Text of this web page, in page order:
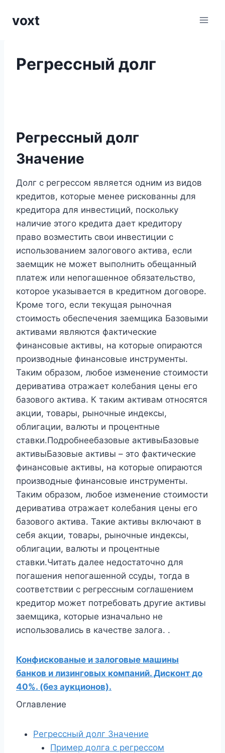
voxt
Регрессный долг
Регрессный долг
Значение
Долг с регрессом является одним из видов
кредитов, которые менее рискованны для
кредитора для инвестиций, поскольку
наличие этого кредита дает кредитору
право возместить свои инвестиции с
использованием залогового актива, если
заемщик не может выполнить обещанный
платеж или непогашенное обязательство,
которое указывается в кредитном договоре.
Кроме того, если текущая рыночная
стоимость обеспечения заемщика Базовыми
активами являются фактические
финансовые активы, на которые опираются
производные финансовые инструменты.
Таким образом, любое изменение стоимости
дериватива отражает колебания цены его
базового актива. К таким активам относятся
акции, товары, рыночные индексы,
облигации, валюты и процентные
ставки.Подробнеебазовые активыБазовые
активыБазовые активы – это фактические
финансовые активы, на которые опираются
производные финансовые инструменты.
Таким образом, любое изменение стоимости
дериватива отражает колебания цены его
базового актива. Такие активы включают в
себя акции, товары, рыночные индексы,
облигации, валюты и процентные
ставки.Читать далее недостаточно для
погашения непогашенной ссуды, тогда в
соответствии с регрессным соглашением
кредитор может потребовать другие активы
заемщика, которые изначально не
использовались в качестве залога. .
Конфискованые и залоговые машины
банков и лизинговых компаний. Дисконт до
40%. (без аукционов).
Оглавление
Регрессный долг Значение
Пример долга с регрессом